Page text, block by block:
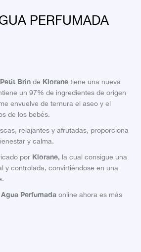
PERFUMADA
Brinde Kloranetiene una nueva
un 97% de ingredientes de origen
envuelve de ternura el aseo y el
de los bebés.
relajantes y afrutadas, proporciona
y calma.
por Klorane, la cual consigue una
y controlada, convirtiéndose en una
Perfumadaonline ahora es más